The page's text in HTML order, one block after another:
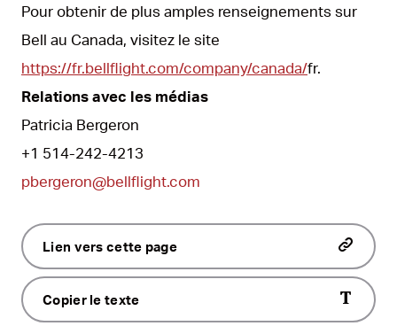
Pour obtenir de plus amples renseignements sur
Bell au Canada, visitez le site
https://fr.bellflight.com/company/canada/fr.
Relations avec les médias
Patricia Bergeron
+1 514-242-4213
pbergeron@bellflight.com
Lien vers cette page
Copier le texte